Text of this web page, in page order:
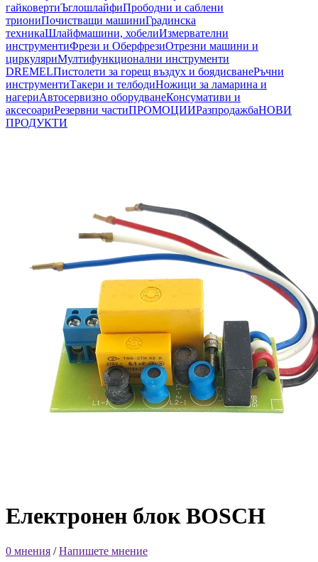
гайковертиЪглошлайфиПрободни и саблени
триониПочистващи машиниГрадинска
техникаШлайфмашини, хобелиИзмервателни
инструментиФрези и ОберфрезиОтрезни машини и
циркуляриМултифункционални инструменти
DREMELПистолети за горещ въздух и боядисванеРъчни
инструментиТакери и телбодиНожици за ламарина и
нагериАвтосервизно оборудванеКонсумативи и
аксесоариРезервни частиПРОМОЦИИРазпродажбаНОВИ
ПРОДУКТИ
Електронен блок BOSCH
0 мнения /Напишете мнение